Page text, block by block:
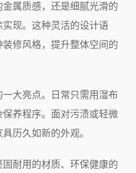
属质感，还是细腻光滑的
现。这种灵活的设计语
修风格，提升整体空间的
大亮点。日常只需用湿布
养程序。面对污渍或轻微
历久如新的外观。
耐用的材质、环保健康的